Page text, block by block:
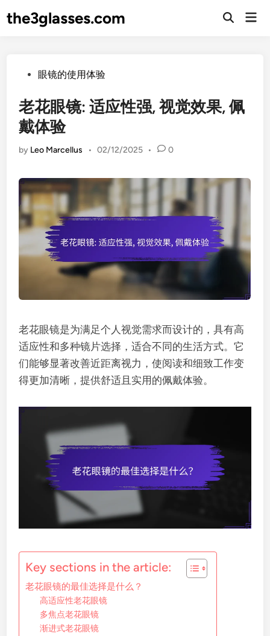
tothe3glasses.com
Open
Posted眼镜的使用体验
老花眼镜: 适应性强, 视觉效果, 佩
戴体验
by Leo Marcellus • 02/12/2025 • 0
老花眼镜是为满足个人视觉需求而设计的，具有高
适应性和多种镜片选择，适合不同的生活方式。它
们能够显著改善近距离视力，使阅读和细致工作变
得更加清晰，提供舒适且实用的佩戴体验。
Key sections in the article:
老花眼镜的最佳选择是什么？
高适应性老花眼镜
多焦点老花眼镜
渐进式老花眼镜